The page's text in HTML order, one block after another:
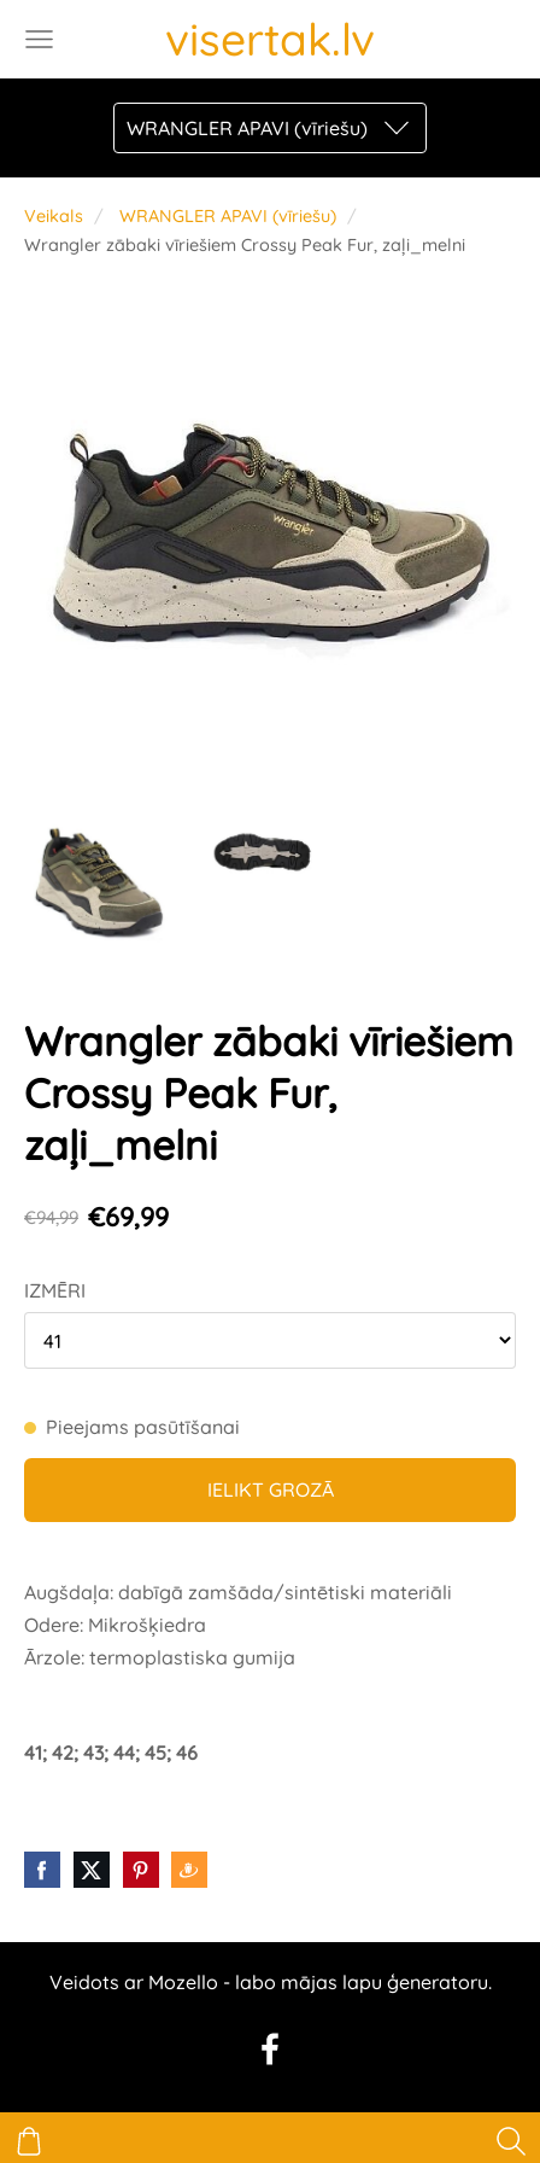
visertak.lv
WRANGLER APAVI (vīriešu)
Veikals
WRANGLER APAVI (vīriešu)
Wrangler zābaki vīriešiem Crossy Peak Fur, zaļi_melni
Wrangler zābaki vīriešiem
Crossy Peak Fur,
zaļi_melni
€94,99 €69,99
IZMĒRI
Pieejams pasūtīšanai
IELIKT GROZĀ
Augšdaļa: dabīgā zamšāda/sintētiski materiāli
Odere: Mikrošķiedra
Ārzole: termoplastiska gumija
41; 42; 43; 44; 45; 46
Veidots ar Mozello - labo mājas lapu ģeneratoru.